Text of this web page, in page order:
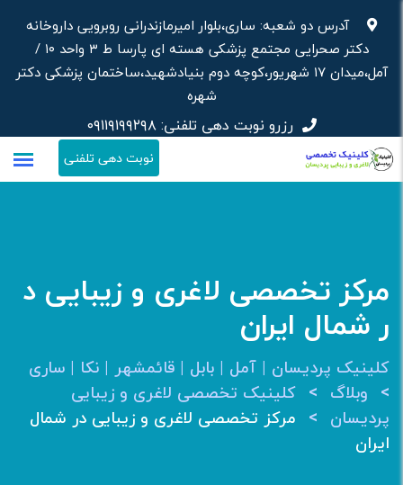
محتوا
آدرس دو شعبه: ساری،بلوار امیرمازندرانی روبرویی داروخانه‌
دکتر صحرایی مجتمع پزشکی هسته ای پارسا ط ۳ واحد ۱۰ /
آمل،میدان ۱۷ شهریور،کوچه دوم بنیادشهید،ساختمان پزشکی دکتر
شهره
رزرو نوبت دهی تلفنی:۰۹۱۱۹۱۹۹۲۹۸
نوبت دهی تلفنی
مرکز تخصصی لاغری و زیبایی د
ر شمال ایران
کلینیک پردیسان | آمل | بابل | قائمشهر | نکا | ساری
> وبلاگ > کلینیک تخصصی لاغری و زیبایی
پردیسان
>
مرکز تخصصی لاغری و زیبایی در شمال
ایران